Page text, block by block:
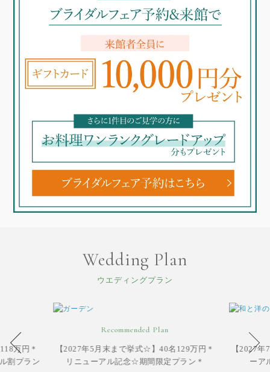
Wedding Plan
ウエディングプラン
万円＊
割プラン
Recommended Plan
【2027年5月末まで挙式☆】40名129万円＊
リニューアル記念☆期間限定プラン＊
【2027
ーア